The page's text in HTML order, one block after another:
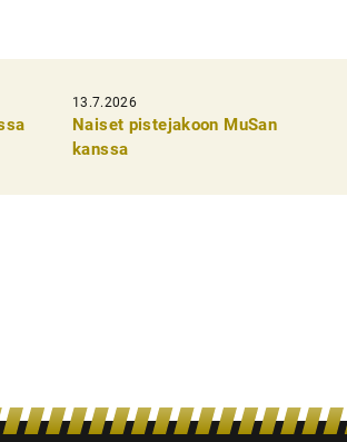
13.7.2026
Naiset pistejakoon MuSan
kanssa